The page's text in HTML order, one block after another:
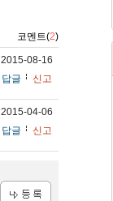
코멘트(2)
2015-08-16
답글
신고
2015-04-06
답글
신고